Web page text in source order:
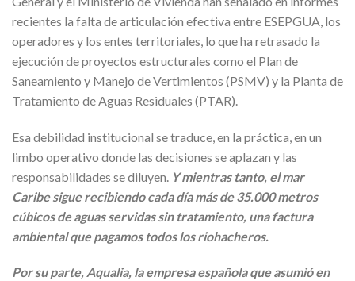
recientes la falta de articulación efectiva entre ESEPGUA, los
operadores y los entes territoriales, lo que ha retrasado la
ejecución de proyectos estructurales como el Plan de
Saneamiento y Manejo de Vertimientos (PSMV) y la Planta de
Tratamiento de Aguas Residuales (PTAR).
Esa debilidad institucional se traduce, en la práctica, en un
limbo operativo donde las decisiones se aplazan y las
responsabilidades se diluyen. Y mientras tanto, el mar
Caribe sigue recibiendo cada día más de 35.000 metros
cúbicos de aguas servidas sin tratamiento, una factura
ambiental que pagamos todos los riohacheros.
Por su parte, Aqualia, la empresa española que asumió en